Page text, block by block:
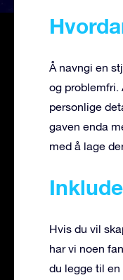
Å navngi en
og problemfri.
personlige
gaven enda
med å lage
Hvis du vil
har vi noen
du legge til